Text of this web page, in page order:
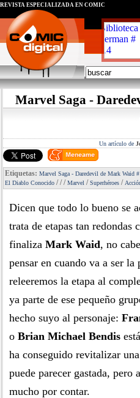
REVISTA ESPECIALIZADA EN CÓMIC
Marvel Saga -
Un artículo de
Etiquetas: Marvel Saga - Daredevil de Mark Waid
El Diablo Conocido ///Marvel /Superhéroes /
Dicen que todo lo bueno se
trata de etapas tan redondas
finaliza Mark Waid, no
pensar en cuando va a ser
releeremos la etapa al
ya parte de ese pequeño
hecho suyo al personaje:
o Brian Michael Bendis
ha conseguido revitalizar
puede parecer gastada, pero
mucho por contar.